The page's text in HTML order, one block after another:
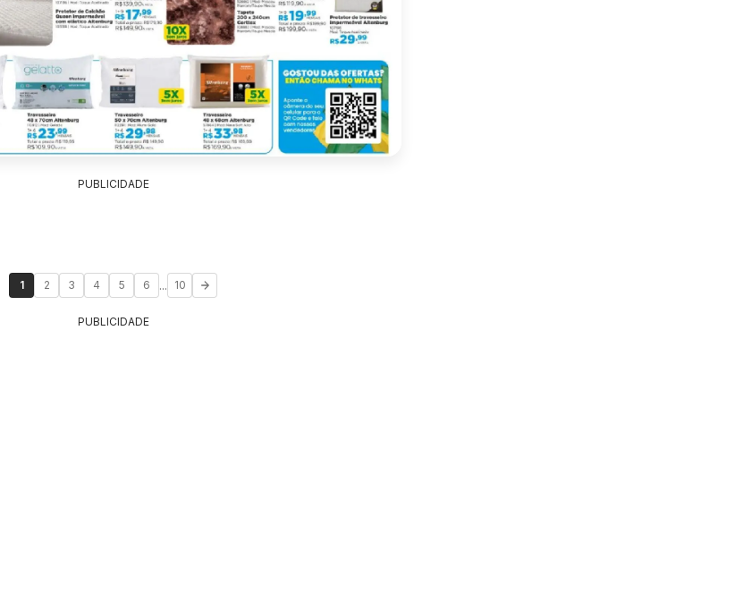
PUBLICIDADE
1 2 3 4 5 6 ... 10
PUBLICIDADE